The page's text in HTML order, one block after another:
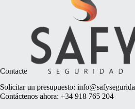
Contacte
Solicitar un presupuesto:
Contáctenos ahora: +34 918 765 204